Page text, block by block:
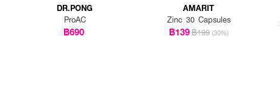
DR.PONG
ProAC
฿690
AMARIT
Zinc 30 Capsules
฿139฿199 (30%)